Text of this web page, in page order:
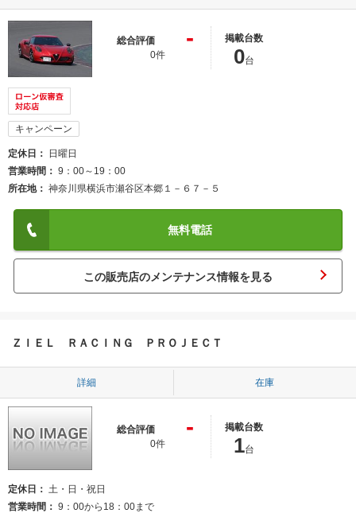
総合評価 -
0件
掲載台数
0台
キャンペーン
定休日
日曜日
営業時間
9：00～19：00
所在地
神奈川県横浜市瀬谷区本郷１－６７－５
無料電話
この販売店のメンテナンス情報を見る
ＺＩＥＬ ＲＡＣＩＮＧ ＰＲＯＪＥＣＴ
詳細 在庫
総合評価 -
0件
掲載台数
1台
定休日
土・日・祝日
営業時間
9：00から18：00まで